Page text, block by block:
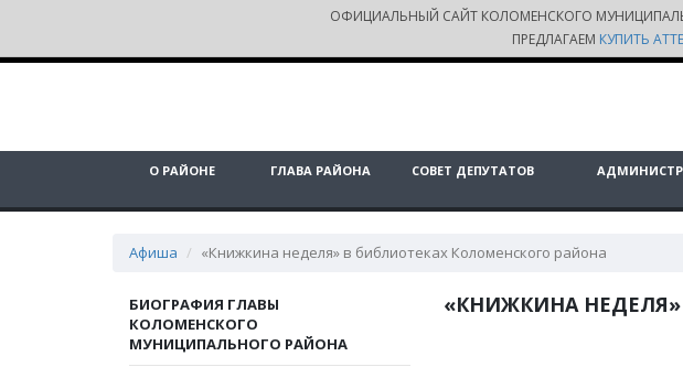
ОФИЦИАЛЬНЫЙ САЙТ КОЛОМЕНСКОГО
ПРЕДЛАГАЕМ КУПИТЬ
О РАЙОНЕ ГЛАВА РАЙОНА СОВЕТ ДЕПУТАТОВ
Афиша «Книжкина неделя» в библиотеках Коломенского района
БИОГРАФИЯ ГЛАВЫ
КОЛОМЕНСКОГО
МУНИЦИПАЛЬНОГО РАЙОНА
«КНИЖКИНА